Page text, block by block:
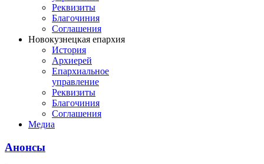
Реквизиты
Благочиния
Соглашения
Новокузнецкая епархия
История
Архиерей
Епархиальное
управление
Реквизиты
Благочиния
Соглашения
Медиа
Анонсы